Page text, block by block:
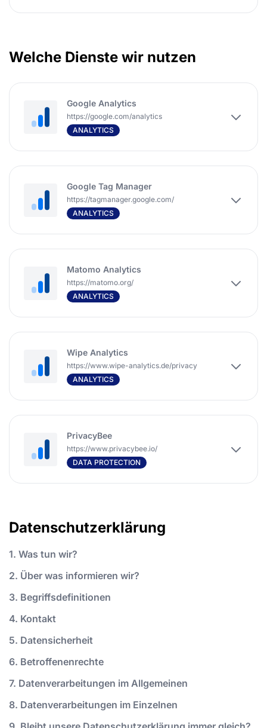
Welche Dienste wir nutzen
Google Analytics
https://google.com/analytics
ANALYTICS
Google Tag Manager
https://tagmanager.google.com/
ANALYTICS
Matomo Analytics
https://matomo.org/
ANALYTICS
Wipe Analytics
https://www.wipe-analytics.de/privacy
ANALYTICS
PrivacyBee
https://www.privacybee.io/
DATA PROTECTION
Datenschutzerklärung
1. Was tun wir?
2. Über was informieren wir?
3. Begriffsdefinitionen
4. Kontakt
5. Datensicherheit
6. Betroffenenrechte
7. Datenverarbeitungen im Allgemeinen
8. Datenverarbeitungen im Einzelnen